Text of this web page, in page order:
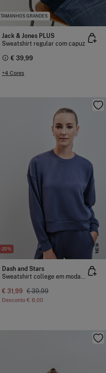
TAMANHOS GRANDES
Jack & Jones PLUS
Sweatshirt regular com capuz
€ 39,99
+4 Cores
-20% NEW
Dash and Stars
€ 31,99 € 39,99
Desconto € 8,00